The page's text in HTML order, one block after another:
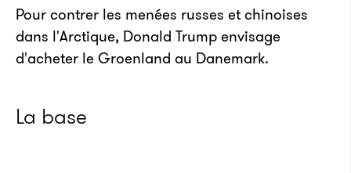
Pour contrer les menées russes et chinoises
dans l'Arctique, Donald Trump envisage
d'acheter le Groenland au Danemark.
La base